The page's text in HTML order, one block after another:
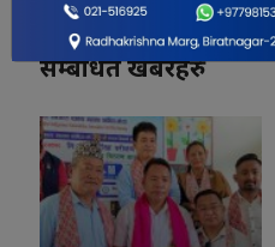
सम्बंधित खबरहरु